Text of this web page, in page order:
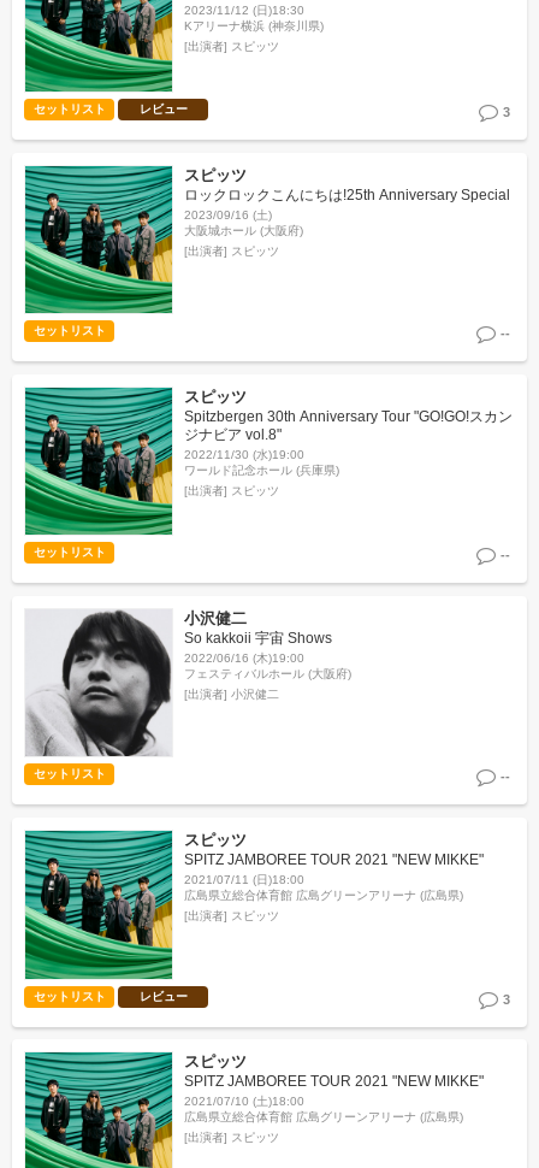
2023/11/12 (日)18:30
Kアリーナ横浜 (神奈川県)
[出演者] スピッツ
セットリスト レビュー 3
スピッツ
ロックロックこんにちは!25th Anniversary Special
2023/09/16 (土)
大阪城ホール (大阪府)
[出演者] スピッツ
セットリスト --
スピッツ
Spitzbergen 30th Anniversary Tour "GO!GO!スカン
ジナビア vol.8"
2022/11/30 (水)19:00
ワールド記念ホール (兵庫県)
[出演者] スピッツ
セットリスト --
小沢健二
So kakkoii 宇宙 Shows
2022/06/16 (木)19:00
フェスティバルホール (大阪府)
[出演者] 小沢健二
セットリスト --
スピッツ
SPITZ JAMBOREE TOUR 2021 "NEW MIKKE"
2021/07/11 (日)18:00
広島県立総合体育館 広島グリーンアリーナ (広島県)
[出演者] スピッツ
セットリスト レビュー 3
スピッツ
SPITZ JAMBOREE TOUR 2021 "NEW MIKKE"
2021/07/10 (土)18:00
広島県立総合体育館 広島グリーンアリーナ (広島県)
[出演者] スピッツ